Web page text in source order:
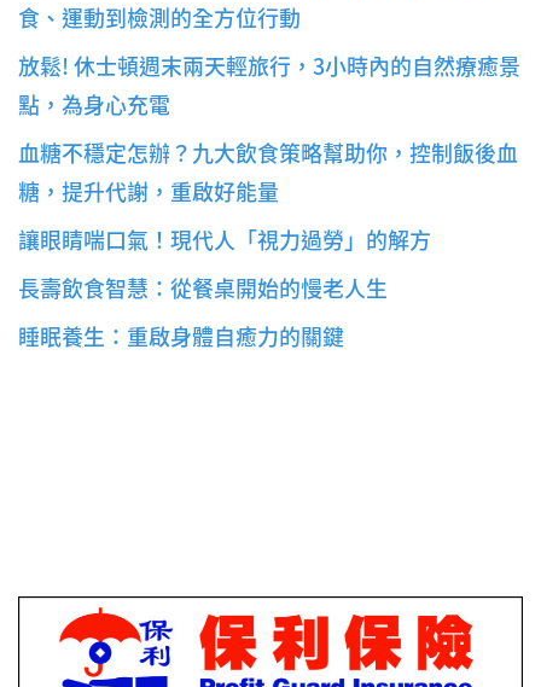
食、運動到檢測的全方位行動
放鬆! 休士頓週末兩天輕旅行，3小時內的自然療癒景
點，為身心充電
血糖不穩定怎辦？九大飲食策略幫助你，控制飯後血
糖，提升代謝，重啟好能量
讓眼睛喘口氣！現代人「視力過勞」的解方
長壽飲食智慧：從餐桌開始的慢老人生
睡眠養生：重啟身體自癒力的關鍵